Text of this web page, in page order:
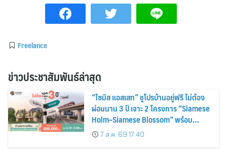
Freelance
ข่าวประชาสัมพันธ์ล่าสุด
“ไซมิส แอสเสท” ชูโปรบ้านอยู่ฟรี ไม่ต้อง
ผ่อนนาน 3 ปี เจาะ 2 โครงการ “Siamese
Holm–Siamese Blossom” พร้อม
ส่วนลดและสิทธิพิเศษถึง 31 สิงหาคม
2569
7 ส.ค. 69 17:40